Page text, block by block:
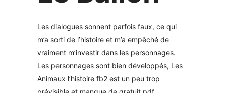
Les dialogues sonnent parfois faux, ce qui
m’a sorti de l’histoire et m’a empêché de
vraiment m’investir dans les personnages.
Les personnages sont bien développés, Les
Animaux l’histoire fb2 est un peu trop